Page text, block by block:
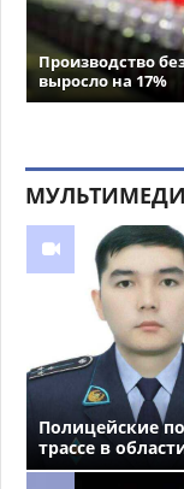
Производство
выросло на 17%
Полицейские
трассе в